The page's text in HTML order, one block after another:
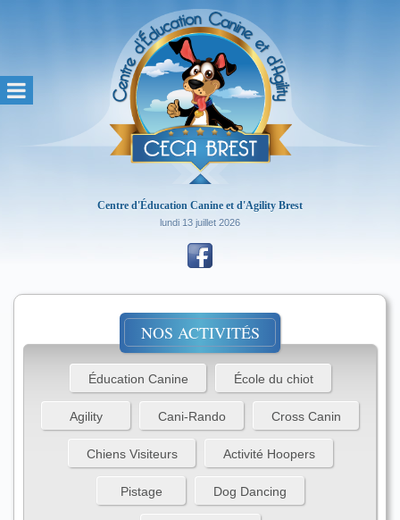
Centre d'Éducation Canine et d'Agility Brest
lundi 13 juillet 2026
NOS ACTIVITÉS
Éducation Canine École du chiot
Agility Cani-Rando Cross Canin
Chiens Visiteurs Activité Hoopers
Pistage Dog Dancing